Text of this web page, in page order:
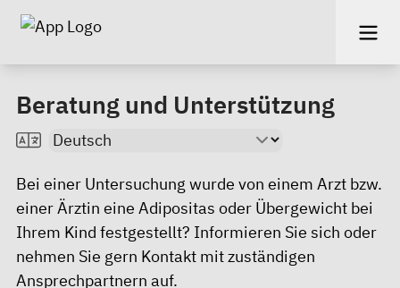
Beratung und Unterstützung
Bei einer Untersuchung wurde von einem Arzt bzw.
einer Ärztin eine Adipositas oder Übergewicht bei
Ihrem Kind festgestellt? Informieren Sie sich oder
nehmen Sie gern Kontakt mit zuständigen
Ansprechpartnern auf.